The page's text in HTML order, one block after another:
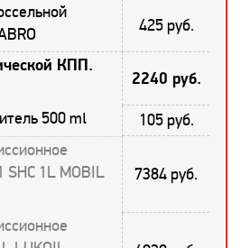
425 руб.
КПП.
2240 руб.
500 ml
105 руб.
SHC 1L MOBIL
7384 руб.